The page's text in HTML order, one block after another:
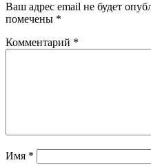
Ваш адрес email не будет
помечены *
Комментарий *
Имя *